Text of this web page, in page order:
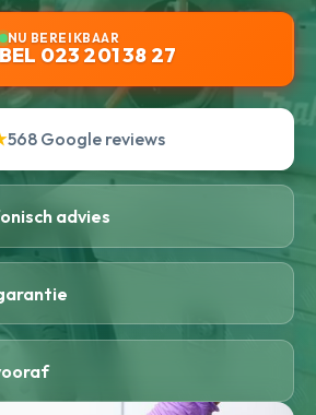
NU BEREIKBAAR
BEL 023 201 38 27
568 Google reviews
advies